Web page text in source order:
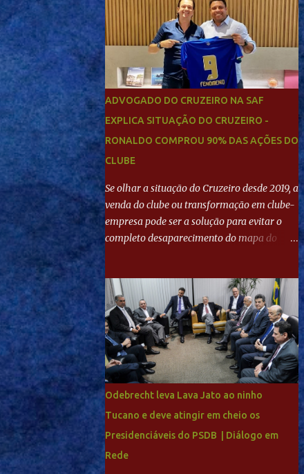
Pai, negou NEYMAR NO BARCELONA?
Jornais internacional divulgam interesse do
jogador. Neymar Pai nega
ADVOGADO DO CRUZEIRO NA SAF
EXPLICA SITUAÇÃO DO CRUZEIRO -
RONALDO COMPROU 90% DAS AÇÕES DO
CLUBE
Se olhar a situação do Cruzeiro desde 2019, a
venda do clube ou transformação em clube-
empresa pode ser a solução para evitar o
completo desaparecimento do mapa do
de milhões agora seja mercantil. Segundo
apuração da Itatiaia, Fenômeno comprou
90% das ações por R$ 400 milhões. Aporte
feito imediatamente para pagamento de
dívidas emergenciais e investimentos no
departamento de futebol. O projeto
apresentado para a recuperação do
Ronaldo sendo solidário à dívida de R$ 1
bilhão a partir de agora, mais o peso que o
ex-atacante tem no mundo do futebol, além
Odebrecht leva Lava Jato ao ninho
Tucano e deve atingir em cheio os
Presidenciáveis do PSDB | Diálogo em
Rede